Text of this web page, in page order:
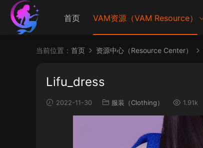
首页 VAM资源（VAM Resource）
当前位置： 首页 资源中心（Resource Center）
Lifu_dress
2022-11-30 服装（Clothing） 1.91k